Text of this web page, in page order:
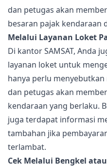
dan petugas akan
besaran pajak kendaraan
Melalui Layanan Loket
Di kantor SAMSAT, Anda
layanan loket untuk
hanya perlu
dan petugas akan
kendaraan yang berlaku.
juga terdapat informasi
tambahan jika
terlambat.
Cek Melalui Bengkel